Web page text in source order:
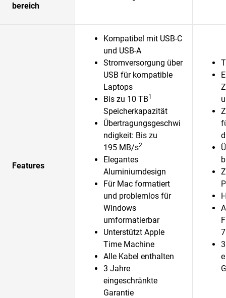
bereich
Features
Kompatibel mit USB-C
und USB-A
Stromversorgung über
USB für kompatible
Laptops
Bis zu 10 TB1
Speicherkapazität
Übertragungsgeschwi
ndigkeit: Bis zu
195 MB/s2
Elegantes
Aluminiumdesign
Für Mac formatiert
und problemlos für
Windows
umformatierbar
Unterstützt Apple
Time Machine
Alle Kabel enthalten
3 Jahre
eingeschränkte
Garantie